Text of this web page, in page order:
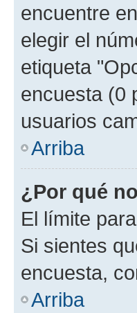
encuentre
elegir el
etiqueta
encuesta (0
usuarios
Arriba
¿Por qué
El límite
Si sientes
encuesta,
Arriba